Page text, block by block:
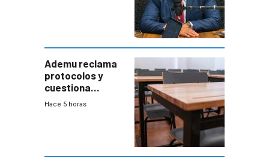
Ademu reclama
protocolos y
cuestiona
demora de
Hace 5 horas